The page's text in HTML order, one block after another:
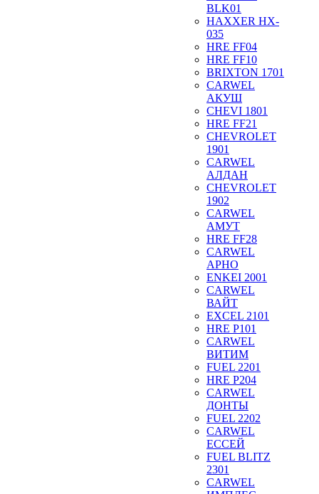
BLK01
HAXXER HX-
035
HRE FF04
HRE FF10
BRIXTON 1701
CARWEL
АКУШ
CHEVI 1801
HRE FF21
CHEVROLET
1901
CARWEL
АЛДАН
CHEVROLET
1902
CARWEL
АМУТ
HRE FF28
CARWEL
АРНО
ENKEI 2001
CARWEL
ВАЙТ
EXCEL 2101
HRE P101
CARWEL
ВИТИМ
FUEL 2201
HRE P204
CARWEL
ДОНТЫ
FUEL 2202
CARWEL
ЕССЕЙ
FUEL BLITZ
2301
CARWEL